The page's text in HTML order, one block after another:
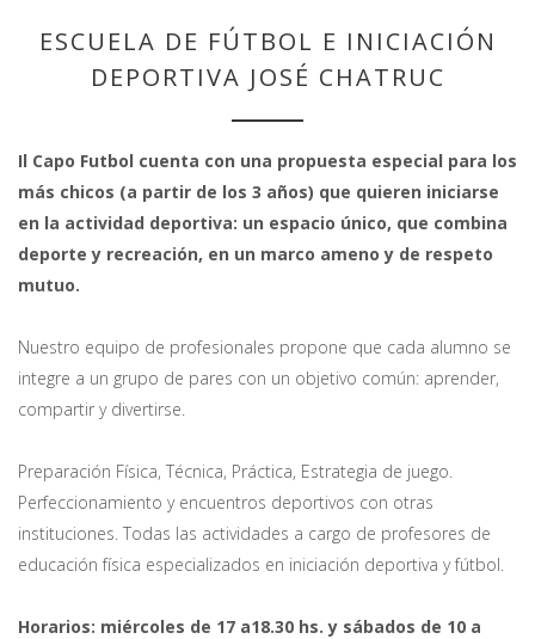
ESCUELA DE FÚTBOL E INICIACIÓN
DEPORTIVA JOSÉ CHATRUC
Il Capo Futbol cuenta con una propuesta especial para los
más chicos (a partir de los 3 años) que quieren iniciarse
en la actividad deportiva: un espacio único, que combina
deporte y recreación, en un marco ameno y de respeto
mutuo.
Nuestro equipo de profesionales propone que cada alumno se
integre a un grupo de pares con un objetivo común: aprender,
compartir y divertirse.
Preparación Física, Técnica, Práctica, Estrategia de juego.
Perfeccionamiento y encuentros deportivos con otras
instituciones. Todas las actividades a cargo de profesores de
educación física especializados en iniciación deportiva y fútbol.
Horarios: miércoles de 17 a18.30 hs. y sábados de 10 a